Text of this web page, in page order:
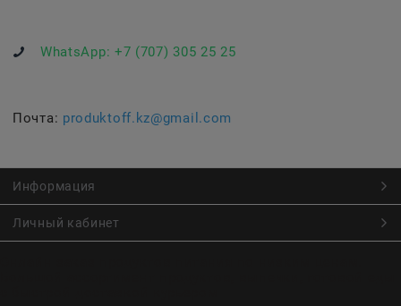
WhatsApp: +7 (707) 305 25 25
Почта: produktoff.kz@gmail.com
Информация
Личный кабинет